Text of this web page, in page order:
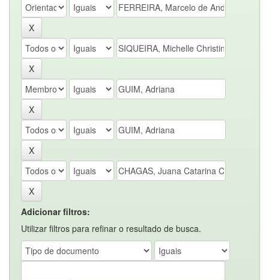
Adicionar filtros:
Utilizar filtros para refinar o resultado de busca.